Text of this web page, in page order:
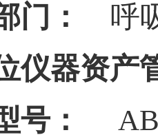
门：
呼
仪器资产
号：